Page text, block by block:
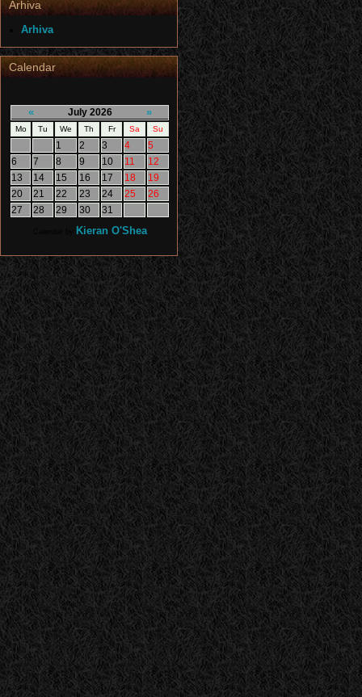
Arhiva
Arhiva
Calendar
« July 2026 »
Mo Tu We Th Fr Sa Su
1 2 3 4
5
6
7 8 9 10 11
12
13
14 15 16 17 18
19
20
21 22 23 24 25
26
27
28 29 30 31
Kieran O'Shea